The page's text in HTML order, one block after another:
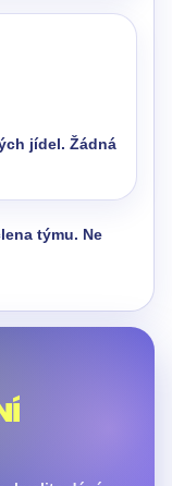
jídel. Žádná
týmu. Ne